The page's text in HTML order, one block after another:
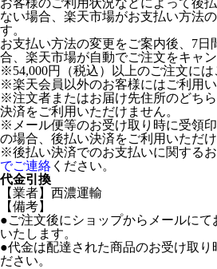
お客様のご利用状況などによって後
ない場合、楽天市場がお支払い方法
す。
お支払い方法の変更をご案内後、7日
合、楽天市場が自動でご注文をキャン
※54,000円（税込）以上のご注文には
※楽天会員以外のお客様にはご利用い
※注文者またはお届け先住所のどち
決済をご利用いただけません。
※メール便等のお受け取り時に受領
の場合、後払い決済をご利用いただ
※後払い決済でのお支払いに関する
でご連絡 ください。
代金引換
【業者】西濃運輸
【備考】
●ご注文後にショップからメールに
いたします。
●代金は配達された商品のお受け取り
ださい。